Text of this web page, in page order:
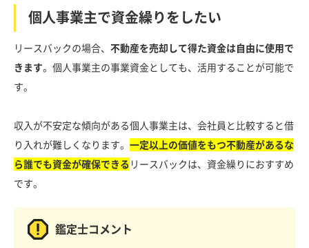
個人事業主で資金繰りをしたい
リースバックの場合、 不動産を売却して得た資金は自由に使用で
きます。個人事業主の事業資金としても、活用することが可能で
す。
収入が不安定な傾向がある個人事業主は、会社員と比較すると借
り入れが難しくなります。 一定以上の価値をもつ不動産があるな
ら誰でも資金が確保できる リースバックは、資金繰りにおすすめ
です。
鑑定士コメント